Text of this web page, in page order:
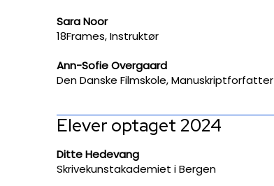
Sara Noor
18Frames, Instruktør
​Ann-Sofie Overgaard
Den Danske Filmskole, Manuskriptforfatter
​Elever optaget 2024
Ditte Hedevang
Skrivekunstakademiet i Bergen